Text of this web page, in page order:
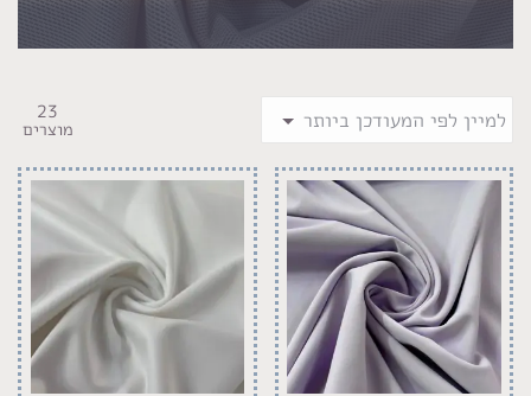
23
מוצרים